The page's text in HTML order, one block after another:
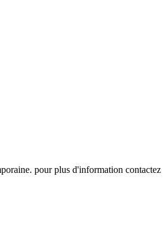
pour plus d'information contactez